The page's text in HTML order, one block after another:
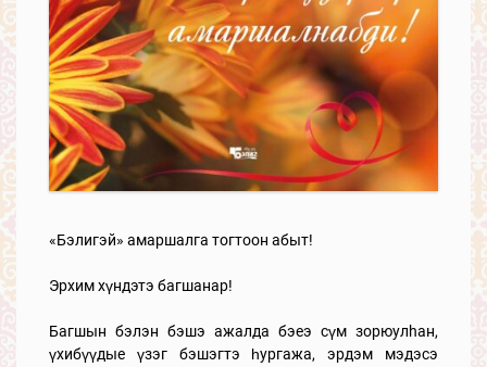
«Бэлигэй» амаршалга тогтоон абыт!
Эрхим хүндэтэ багшанар!
Багшын бэлэн бэшэ ажалда бэеэ сүм зорюулhан,
үхибүүдые үзэг бэшэгтэ һургажа, эрдэм мэдэсэ